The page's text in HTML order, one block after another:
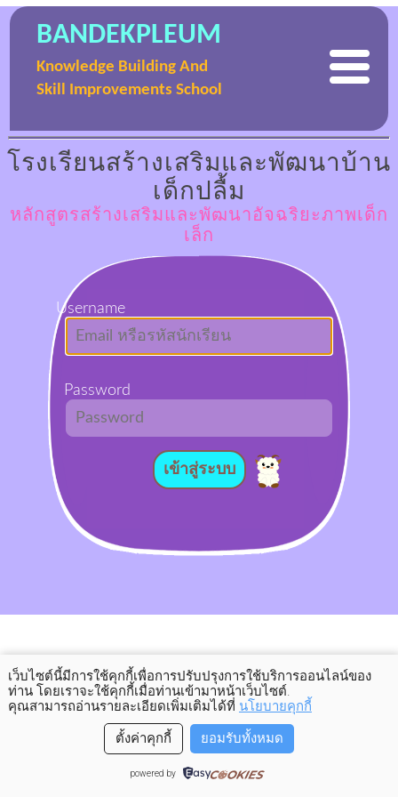
BANDEKPLEUM
Knowledge Building And
Skill Improvements School
โรงเรียนสร้างเสริมและพัฒนาบ้าน
เด็กปลื้ม
หลักสูตรสร้างเสริมและพัฒนาอัจฉริยะภาพเด็ก
เล็ก
Username
Password
เข้าสู่ระบบ
เว็บไซต์นี้มีการใช้คุกกี้เพื่อการปรับปรุงการใช้บริการออนไลน์ของ
ท่าน โดยเราจะใช้คุกกี้เมื่อท่านเข้ามาหน้าเว็บไซต์.
คุณสามารถอ่านรายละเอียดเพิ่มเติมได้ที่ นโยบายคุกกี้
ตั้งค่าคุกกี้
ยอมรับทั้งหมด
powered by